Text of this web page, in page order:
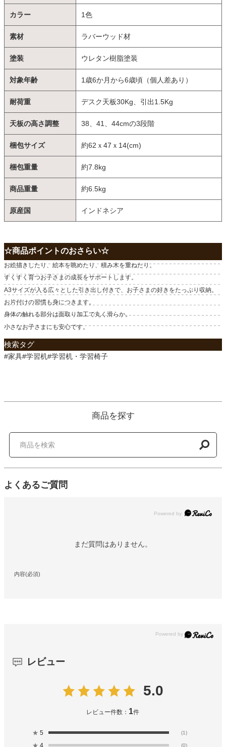
カラー 1色
素材 ラバーウッド材
塗装 ウレタン樹脂塗装
対象年齢 1歳6か月から6歳頃（個人差あり）
耐荷重 デスク天板30Kg、引出1.5Kg
天板の高さ調整 38、41、44cmの3段階
梱包サイズ 約62ｘ47ｘ14(cm)
梱包重量 約7.8kg
商品重量 約6.5kg
原産国 インドネシア
☆商品ポイントのおさらい☆
お絵描きしたり、絵本を眺めたり、積み木を重ねたり。
すくすく育つお子さまの成長をサポートします。
A3サイズが入る広々とした引き出し付きで、お子さまの好きをたっぷり収納。
お片付けの習慣も身につきます。
身体の触れる部分は面取り加工で丸く滑らか。
小さなお子さまにも安心です。
検索タグ
#家具#学習机#学習机・学習椅子
商品を探す
よくあるご質問
Powered by
まだ質問はありません。
内容(必須)
レビュー
5.0
レビュー件数： 1件
★ 5 (1)
★ 4 (0)